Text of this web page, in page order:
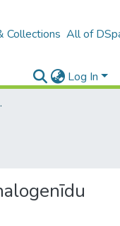
Collections All of
Log In
UL